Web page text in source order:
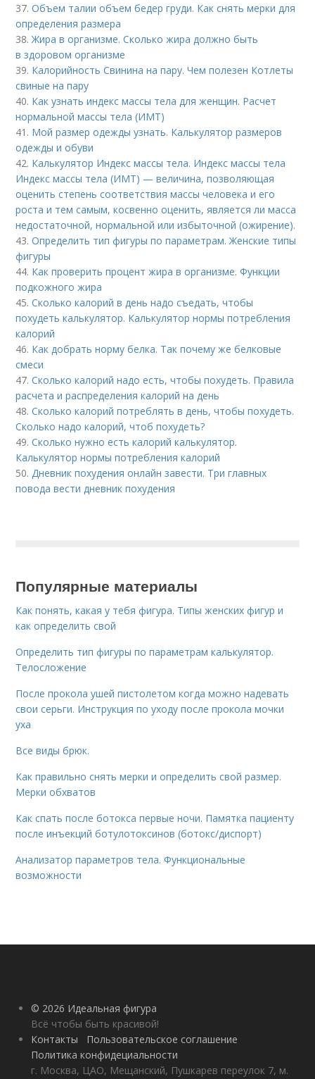
37.Объем талии объем бедер груди. Как снять мерки для
определения размера
38.Жира в организме. Сколько жира должно быть
в здоровом организме
39. Калорийность Свинина на пару. Чем полезен Котлеты
свиные на пару
40. Как узнать индекс массы тела для женщин. Расчет
нормальной массы тела (ИМТ)
41. Мой размер одежды узнать. Калькулятор размеров
одежды и обуви
42. Калькулятор Индекс массы тела. Индекс массы тела
Индекс массы тела (ИМТ) — величина, позволяющая
оценить степень соответствия массы человека и его
роста и тем самым, косвенно оценить, является ли масса
недостаточной, нормальной или избыточной (ожирение).
43.Определить тип фигуры по параметрам. Женские типы
фигуры
44. Как проверить процент жира в организме. Функции
подкожного жира
45.Сколько калорий в день надо съедать, чтобы
похудеть калькулятор. Калькулятор нормы потребления
калорий
46. Как добрать норму белка. Так почему же белковые
смеси
47.Сколько калорий надо есть, чтобы похудеть. Правила
расчета и распределения калорий на день
48.Сколько калорий потреблять в день, чтобы похудеть.
Сколько надо калорий, чтоб похудеть?
49.Сколько нужно есть калорий калькулятор.
Калькулятор нормы потребления калорий
50.Дневник похудения онлайн завести. Три главных
повода вести дневник похудения
Популярные материалы
Как понять, какая у тебя фигура. Типы женских фигур и
как определить свой
Определить тип фигуры по параметрам калькулятор.
Телосложение
После прокола ушей пистолетом когда можно надевать
свои серьги. Инструкция по уходу после прокола мочки
уха
Все виды брюк.
Как правильно снять мерки и определить свой размер.
Мерки обхватов
Как спать после ботокса первые ночи. Памятка пациенту
после инъекций ботулотоксинов (ботокс/диспорт)
Анализатор параметров тела. Функциональные
возможности
© 2026 Идеальная фигура
Всё чтобы быть красивой!
Контакты
Пользовательское соглашение
Политика конфидециальности
г. Москва, ЦАО, Мещанский, Пушкарев переулок 7, м.